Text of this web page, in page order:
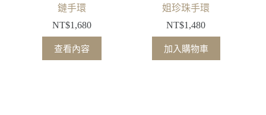
鏈手環
NT$1,680
查看內容
姐珍珠手環
NT$1,480
加入購物車